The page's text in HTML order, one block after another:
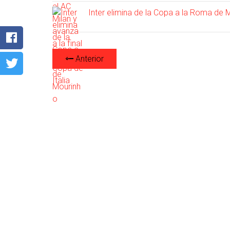
Inter elimina de la Copa a la Roma de
Anterior